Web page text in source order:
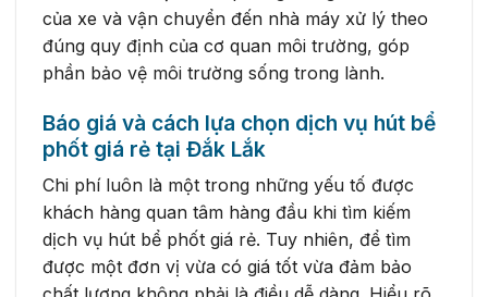
của xe và vận chuyển đến nhà máy xử lý theo
đúng quy định của cơ quan môi trường, góp
phần bảo vệ môi trường sống trong lành.
Báo giá và cách lựa chọn dịch vụ hút bể
phốt giá rẻ tại Đắk Lắk
Chi phí luôn là một trong những yếu tố được
khách hàng quan tâm hàng đầu khi tìm kiếm
dịch vụ hút bể phốt giá rẻ. Tuy nhiên, để tìm
được một đơn vị vừa có giá tốt vừa đảm bảo